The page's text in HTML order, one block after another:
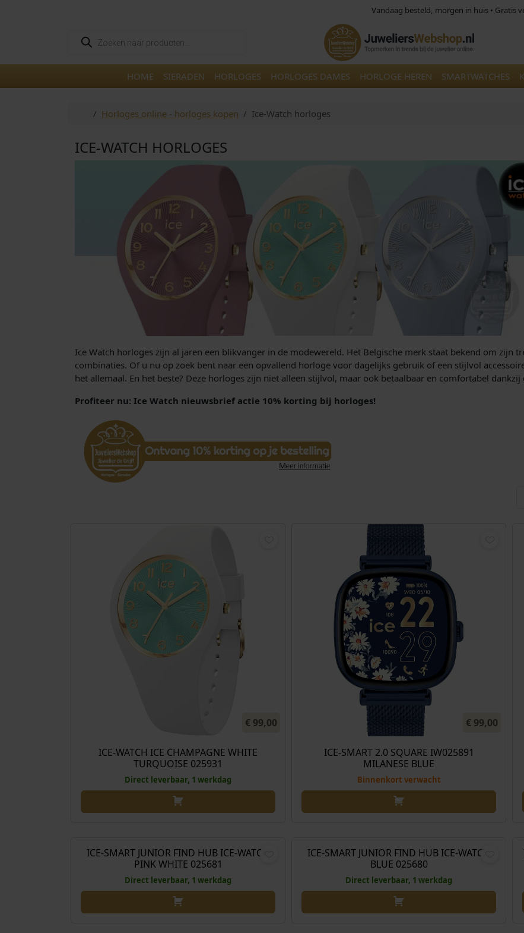
Vandaag besteld, morgen in huis • Gratis
t
HOME SIERADEN HORLOGES HORLOGES DAMES HORLOGE HEREN SMARTWATCHES
HomeHorloges online - horloges kopen Ice-Watch horloges
ICE-WATCH HORLOGES
Ice Watch horloges zijn al jaren een blikvanger in de modewereld. Het Belgische merk staat bekend om zijn
combinaties. Of u nu op zoek bent naar een opvallend horloge voor dagelijks gebruik of een stijlvol
het allemaal. En het beste? Deze horloges zijn niet alleen stijlvol, maar ook betaalbaar en comfortabel
Profiteer nu: Ice Watch nieuwsbrief actie 10% korting bij horloges!
€ 99,00
ICE-WATCH ICE CHAMPAGNE WHITE
TURQUOISE 025931
Direct leverbaar, 1 werkdag
€ 99,00
ICE-SMART 2.0 SQUARE IW025891
MILANESE BLUE
Binnenkort verwacht
ICE-SMART JUNIOR FIND HUB ICE-WATCH
PINK WHITE 025681
Direct leverbaar, 1 werkdag
ICE-SMART JUNIOR FIND HUB ICE-WATCH
BLUE 025680
Direct leverbaar, 1 werkdag